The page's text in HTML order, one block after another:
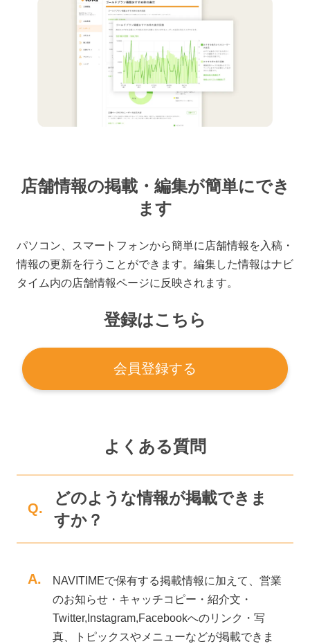
店舗情報の掲載・編集が簡単にでき
ます
パソコン、スマートフォンから簡単に店舗情報を入稿・
情報の更新を行うことができます。編集した情報はナビ
タイム内の店舗情報ページに反映されます。
登録はこちら
会員登録する
よくある質問
Q.
どのような情報が掲載できま
すか？
A.
NAVITIMEで保有する掲載情報に加えて、営業
のお知らせ・キャッチコピー・紹介文・
Twitter,Instagram,Facebookへのリンク・写
真、トピックスやメニューなどが掲載できま